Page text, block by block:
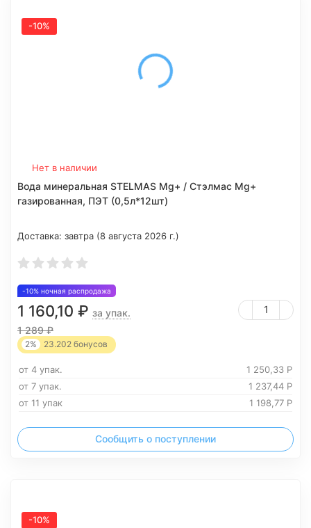
-10%
Нет в наличии
Вода минеральная STELMAS Mg+ / Стэлмас Mg+
газированная, ПЭТ (0,5л*12шт)
Доставка: завтра (8 августа 2026 г.)
-10% ночная распродажа
1 160,10 ₽ за упак.
1 289₽
2% 23.202 бонусов
от 4 упак. 1 250,33 Р
от 7 упак.
1 237,44 Р
от 11 упак
1 198,77 Р
Сообщить о поступлении
-10%